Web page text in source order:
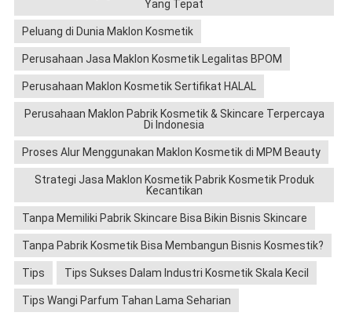
Yang Tepat
Peluang di Dunia Maklon Kosmetik
Perusahaan Jasa Maklon Kosmetik Legalitas BPOM
Perusahaan Maklon Kosmetik Sertifikat HALAL
Perusahaan Maklon Pabrik Kosmetik & Skincare Terpercaya
Di Indonesia
Proses Alur Menggunakan Maklon Kosmetik di MPM Beauty
Strategi Jasa Maklon Kosmetik Pabrik Kosmetik Produk
Kecantikan
Tanpa Memiliki Pabrik Skincare Bisa Bikin Bisnis Skincare
Tanpa Pabrik Kosmetik Bisa Membangun Bisnis Kosmestik?
Tips Tips Sukses Dalam Industri Kosmetik Skala Kecil
Tips Wangi Parfum Tahan Lama Seharian